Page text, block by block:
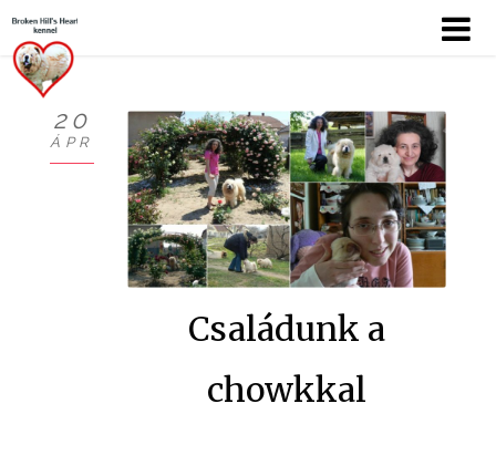
BEMUTATKOZÁS
20
ÁPR
Családunk a
chowkkal